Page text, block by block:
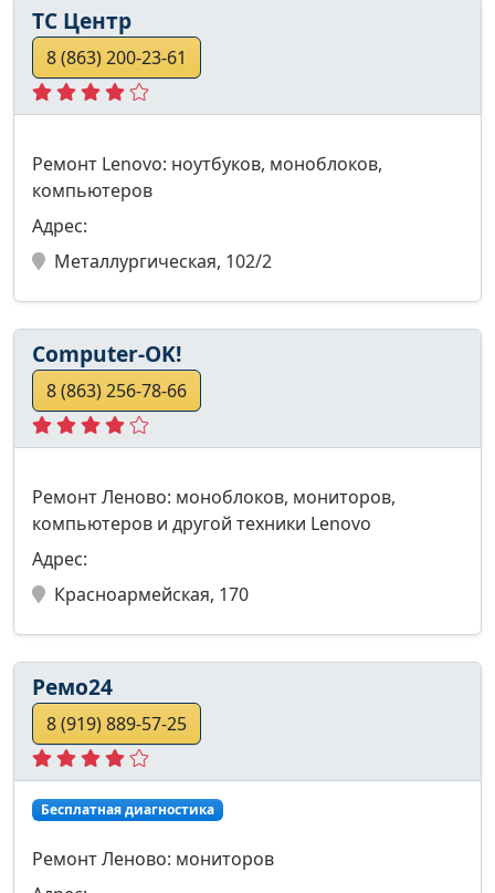
ТС Центр
8 (863) 200-23-61
Ремонт Lenovo: ноутбуков, моноблоков,
компьютеров
Адрес:
Металлургическая, 102/2
Computer-OK!
8 (863) 256-78-66
Ремонт Леново: моноблоков, мониторов,
компьютеров и другой техники Lenovo
Адрес:
Красноармейская, 170
Ремо24
8 (919) 889-57-25
Бесплатная диагностика
Ремонт Леново: мониторов